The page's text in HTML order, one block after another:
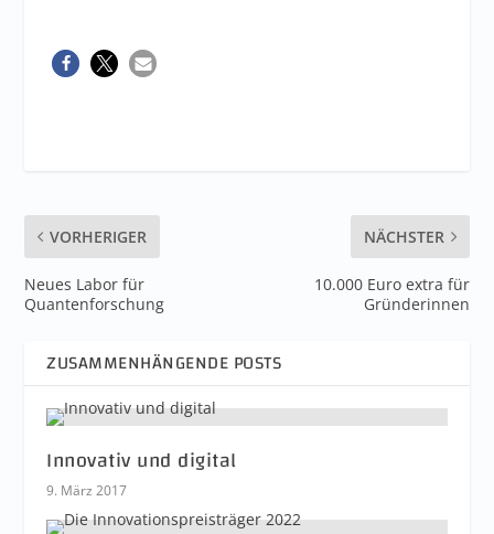
VORHERIGER
Neues Labor für
Quantenforschung
NÄCHSTER
10.000 Euro extra für
Gründerinnen
ZUSAMMENHÄNGENDE POSTS
Innovativ und digital
9. März 2017